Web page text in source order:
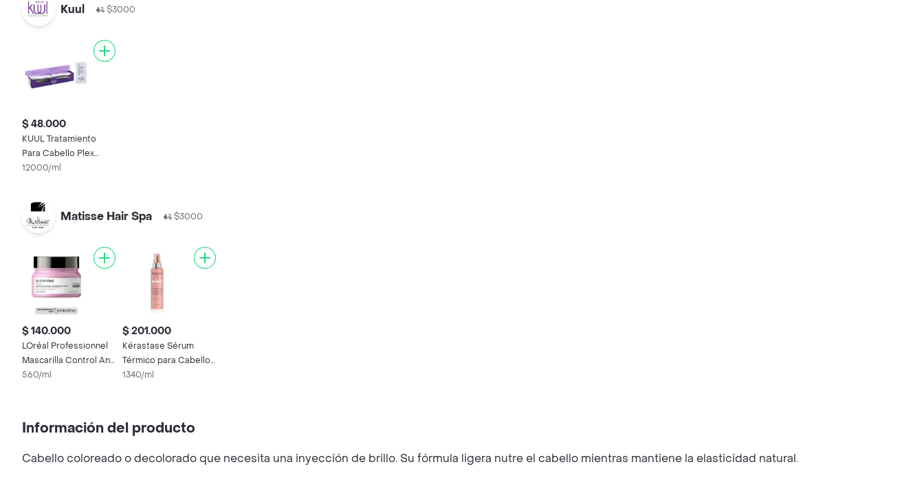
Kuul $3000
$ 48.000
KUUL Tratamiento
Para Cabello Plex
Display
12000/ml
Matisse Hair Spa $3000
$ 140.000
LOréal Professionnel
Mascarilla Control Anti
Frizz 250 mL
560/ml
$ 201.000
Kérastase Sérum
Térmico para Cabello
con Color Chroma
1340/ml
Información del producto
Cabello coloreado o decolorado que necesita una inyección de brillo. Su fórmula ligera nutre el cabello mientras mantiene la elasticidad natural.